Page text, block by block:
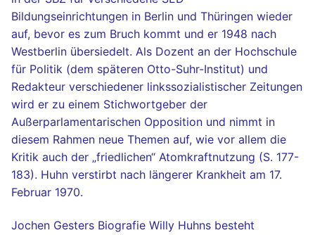
Bildungseinrichtungen in Berlin und Thüringen wieder
auf, bevor es zum Bruch kommt und er 1948 nach
Westberlin übersiedelt. Als Dozent an der Hochschule
für Politik (dem späteren Otto-Suhr-Institut) und
Redakteur verschiedener linkssozialistischer Zeitungen
wird er zu einem Stichwortgeber der
Außerparlamentarischen Opposition und nimmt in
diesem Rahmen neue Themen auf, wie vor allem die
Kritik auch der „friedlichen“ Atomkraftnutzung (S. 177-
183). Huhn verstirbt nach längerer Krankheit am 17.
Februar 1970.
Jochen Gesters Biografie Willy Huhns besteht